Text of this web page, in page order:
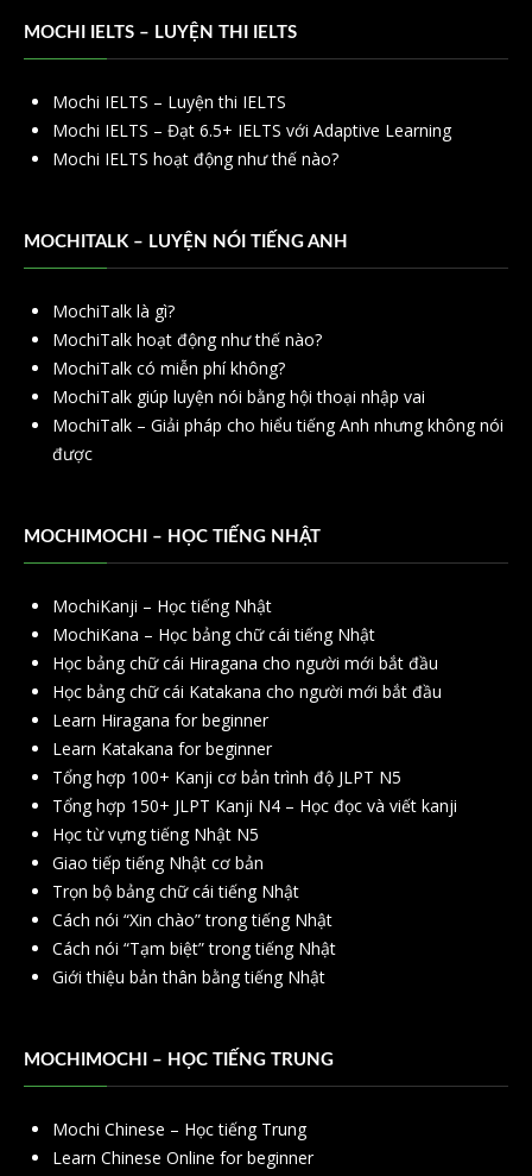
MOCHI IELTS – LUYỆN THI IELTS
Mochi IELTS – Luyện thi IELTS
Mochi IELTS – Đạt 6.5+ IELTS với Adaptive Learning
Mochi IELTS hoạt động như thế nào?
MOCHITALK – LUYỆN NÓI TIẾNG ANH
MochiTalk là gì?
MochiTalk hoạt động như thế nào?
MochiTalk có miễn phí không?
MochiTalk giúp luyện nói bằng hội thoại nhập vai
MochiTalk – Giải pháp cho hiểu tiếng Anh nhưng không nói
được
MOCHIMOCHI – HỌC TIẾNG NHẬT
MochiKanji – Học tiếng Nhật
MochiKana – Học bảng chữ cái tiếng Nhật
Học bảng chữ cái Hiragana cho người mới bắt đầu
Học bảng chữ cái Katakana cho người mới bắt đầu
Learn Hiragana for beginner
Learn Katakana for beginner
Tổng hợp 100+ Kanji cơ bản trình độ JLPT N5
Tổng hợp 150+ JLPT Kanji N4 – Học đọc và viết kanji
Học từ vựng tiếng Nhật N5
Giao tiếp tiếng Nhật cơ bản
Trọn bộ bảng chữ cái tiếng Nhật
Cách nói “Xin chào” trong tiếng Nhật
Cách nói “Tạm biệt” trong tiếng Nhật
Giới thiệu bản thân bằng tiếng Nhật
MOCHIMOCHI – HỌC TIẾNG TRUNG
Mochi Chinese – Học tiếng Trung
Learn Chinese Online for beginner